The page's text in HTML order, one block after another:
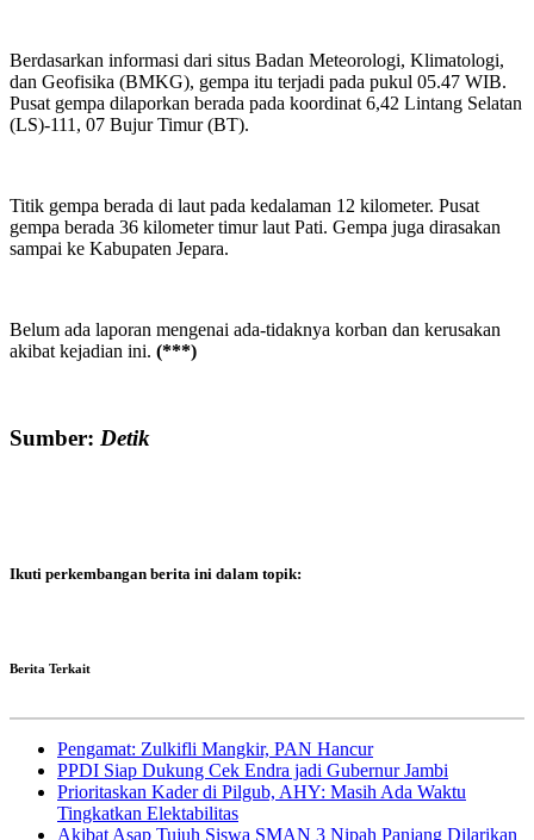
Berdasarkan informasi dari situs Badan Meteorologi, Klimatologi,
dan Geofisika (BMKG), gempa itu terjadi pada pukul 05.47 WIB.
Pusat gempa dilaporkan berada pada koordinat 6,42 Lintang Selatan
(LS)-111, 07 Bujur Timur (BT).
Titik gempa berada di laut pada kedalaman 12 kilometer. Pusat
gempa berada 36 kilometer timur laut Pati. Gempa juga dirasakan
sampai ke Kabupaten Jepara.
Belum ada laporan mengenai ada-tidaknya korban dan kerusakan
akibat kejadian ini. (***)
Sumber: Detik
Ikuti perkembangan berita ini dalam topik:
Berita Terkait
Pengamat: Zulkifli Mangkir, PAN Hancur
PPDI Siap Dukung Cek Endra jadi Gubernur Jambi
Prioritaskan Kader di Pilgub, AHY: Masih Ada Waktu
Tingkatkan Elektabilitas
Akibat Asap Tujuh Siswa SMAN 3 Nipah Panjang Dilarikan